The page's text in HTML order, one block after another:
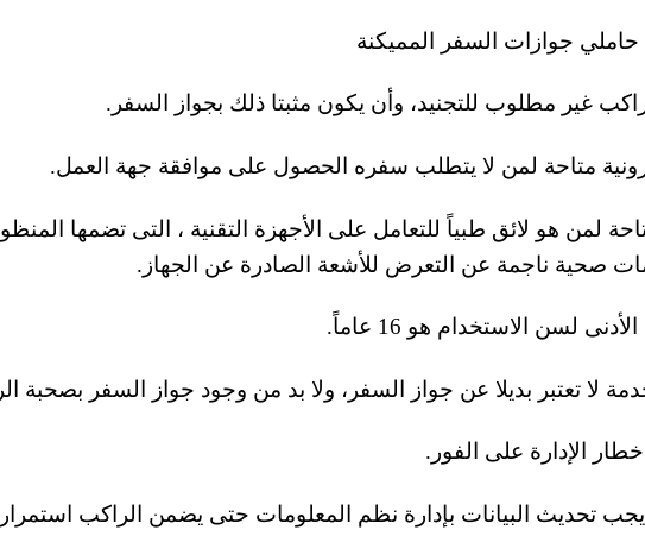
لمن هو لائق طبياً للتعامل على الأجهزة التقنية ، التى تضمها
صحية ناجمة عن التعرض للأشعة الصادرة عن الجهاز.
يجب تحديث البيانات بإدارة نظم المعلومات حتى يضمن الراكب